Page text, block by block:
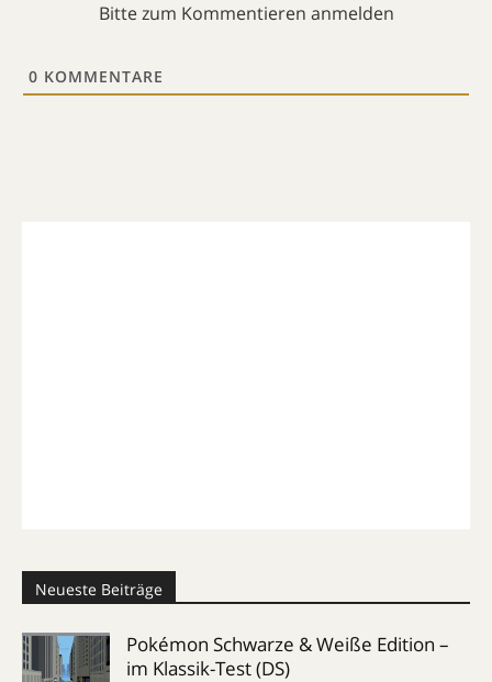
Bitte zum Kommentieren anmelden
0 KOMMENTARE
Neueste Beiträge
Pokémon Schwarze & Weiße Edition –
im Klassik-Test (DS)